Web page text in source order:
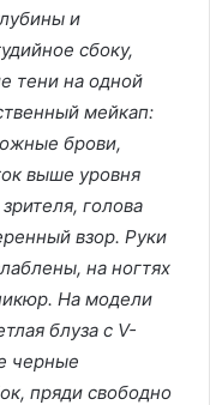
и
сбоку,
тени на одной
мейкап:
брови,
выше уровня
голова
взор. Руки
на ногтях
На модели
блуза с V-
черные
пряди свободно